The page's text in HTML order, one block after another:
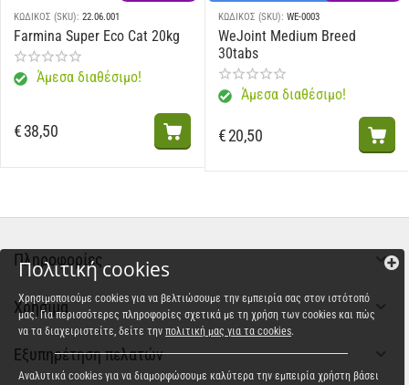
ΚΩΔΙΚΟΣ (SKU): 22.06.001
Farmina Super Eco Cat 20kg
Άμεσα διαθέσιμο!
€38,50
ΚΩΔΙΚΟΣ (SKU): WE-0003
WeJoint Medium Breed
30tabs
Άμεσα διαθέσιμο!
€20,50
Πληροφορίες
Χρήσιμα
Εξυπηρέτηση πελατών
Πολιτική cookies
Χρησιμοποιούμε cookies για να βελτιώσουμε την εμπειρία σας στον ιστότοπό
μας. Για περισσότερες πληροφορίες σχετικά με τη χρήση των cookies και πώς
να τα διαχειριστείτε, δείτε την πολιτική μας για τα cookies.
Αναλυτικά cookies για να διαμορφώσουμε καλύτερα την εμπειρία χρήστη βάσει